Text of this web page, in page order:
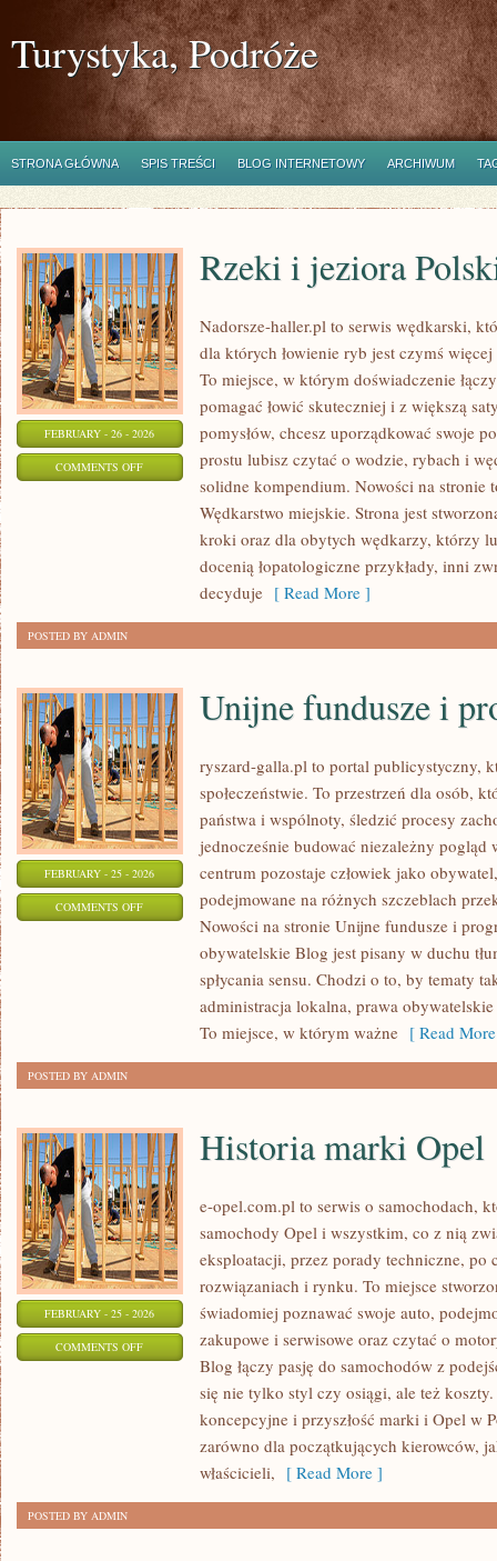
Turystyka, Podróże
STRONA GŁÓWNA SPIS TREŚCI BLOG INTERNETOWY ARCHIWUM
FEBRUARY - 26 - 2026
COMMENTS OFFON
Rzeki i jeziora
Nadorsze-haller.pl to serwis wędkarski,
dla których łowienie ryb jest czymś
To miejsce, w którym doświadczenie
pomagać łowić skuteczniej i z większą
pomysłów, chcesz uporządkować swoje
prostu lubisz czytać o wodzie, rybach i
solidne kompendium. Nowości na stronie
Wędkarstwo miejskie. Strona jest
kroki oraz dla obytych wędkarzy, którzy
docenią łopatologiczne przykłady, inni
decyduje [ Read More ]
POSTED BY ADMIN
FEBRUARY - 25 - 2026
COMMENTS OFFON
FUNDUSZE
PROGRAMY
Unijne fundusze i
ryszard-galla.pl to portal publicystyczny,
społeczeństwie. To przestrzeń dla osób,
państwa i wspólnoty, śledzić procesy
jednocześnie budować niezależny
centrum pozostaje człowiek jako
podejmowane na różnych szczeblach
Nowości na stronie Unijne fundusze i
obywatelskie Blog jest pisany w duchu
spłycania sensu. Chodzi o to, by tematy
administracja lokalna, prawa
To miejsce, w którym ważne [ Read
POSTED BY ADMIN
FEBRUARY - 25 - 2026
COMMENTS OFFON
Historia marki Opel
e-opel.com.pl to serwis o samochodach,
samochody Opel i wszystkim, co z nią
eksploatacji, przez porady techniczne, po
rozwiązaniach i rynku. To miejsce
świadomiej poznawać swoje auto,
zakupowe i serwisowe oraz czytać o
Blog łączy pasję do samochodów z
się nie tylko styl czy osiągi, ale też
koncepcyjne i przyszłość marki i Opel w
zarówno dla początkujących kierowców,
właścicieli, [ Read More ]
POSTED BY ADMIN